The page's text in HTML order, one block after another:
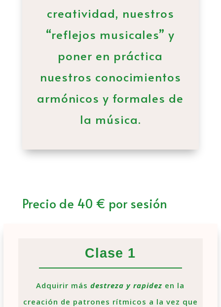
creatividad, nuestros
“reflejos musicales” y
poner en práctica
nuestros conocimientos
armónicos y formales de
la música.
Precio de 40 € por sesión
Clase 1
Adquirir másdestreza y rapidez en la
creación de patrones rítmicos a la vez que